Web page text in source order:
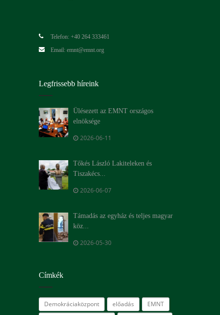
Telefon: +40 264 333461
Email: emnt@emnt.org
Legfrissebb híreink
Ülésezett az EMNT országos
elnöksége
2026-06-11
Tőkés László Lakiteleken és
Tiszakécs...
2026-06-07
Támadás az egyház és teljes magyar
köz...
2026-05-30
Címkék
Demokráciaközpont előadás EMNT